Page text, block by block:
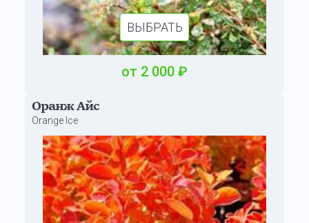
ВЫБРАТЬ
от 2 000 ₽
Оранж Айс
Orange Ice